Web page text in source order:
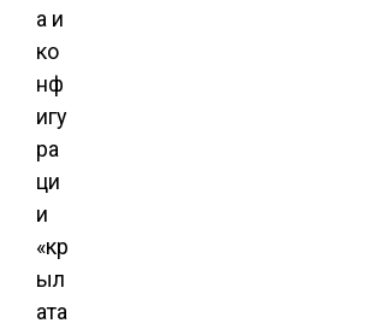
а и
ко
нф
игу
ра
ци
и
«кр
ыл
ата